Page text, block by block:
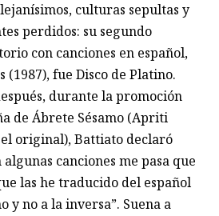
culturas sepultas y
perdidos: su segundo
con canciones en español,
(1987), fue Disco de Platino.
durante la promoción
de Ábrete Sésamo (Apriti
el original), Battiato declaró
algunas canciones me pasa que
las he traducido del español
y no a la inversa”. Suena a